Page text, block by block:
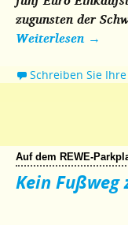
zugunsten der
Weiterlesen →
Schreiben Sie
Auf dem REWE-
Kein Fußweg